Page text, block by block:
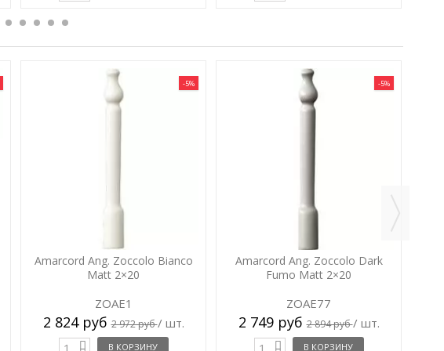
-5%
Amarcord Ang. Zoccolo Bianco
Matt 2×20
ZOAE1
2 824 руб2 972 руб/ шт.
В КОРЗИНУ
-5%
Amarcord Ang. Zoccolo Dark
Fumo Matt 2×20
ZOAE77
2 749 руб2 894 руб/ шт.
В КОРЗИНУ